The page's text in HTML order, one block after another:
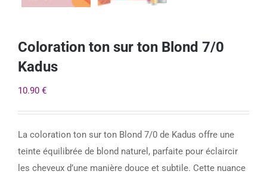
Coloration ton sur ton Blond 7/0
Kadus
10.90 €
La coloration ton sur ton Blond 7/0 de Kadus offre une
teinte équilibrée de blond naturel, parfaite pour éclaircir
les cheveux d’une manière douce et subtile. Cette nuance